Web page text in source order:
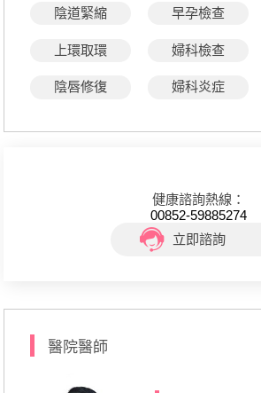
陰道緊縮 早孕檢查
上環取環 婦科檢查
陰唇修復 婦科炎症
健康諮詢熱線：
00852-59885274
立即諮詢
醫院醫師